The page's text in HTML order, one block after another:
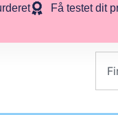
Få testet dit